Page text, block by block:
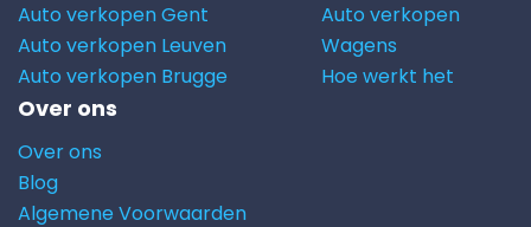
Auto verkopen Gent
Auto verkopen Leuven
Auto verkopen Brugge
Auto verkopen
Wagens
Hoe werkt het
Over ons
Over ons
Blog
Algemene Voorwaarden